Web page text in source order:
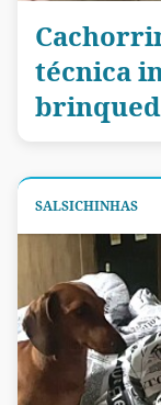
técnica
SALSICHINHAS